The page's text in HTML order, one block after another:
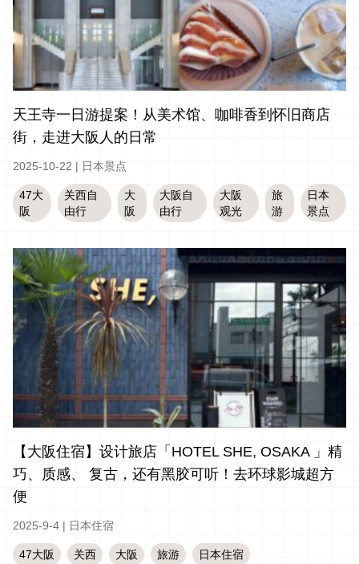
天王寺一日游提案！从美术馆、咖啡香到怀旧商店
街，走进大阪人的日常
2025-10-22 | 日本景点
47大
阪
关西自
由行
大
阪
大阪自
由行
大阪
观光
旅
游
日本
景点
【大阪住宿】设计旅店「HOTEL SHE, OSAKA 」精
巧、质感、 复古，还有黑胶可听！去环球影城超方
便
2025-9-4 | 日本住宿
47大阪 关西 大阪 旅游 日本住宿